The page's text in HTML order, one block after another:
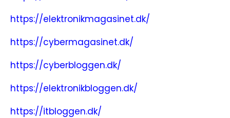
https://elektronikmagasinet.dk/
https://cybermagasinet.dk/
https://cyberbloggen.dk/
https://elektronikbloggen.dk/
https://itbloggen.dk/